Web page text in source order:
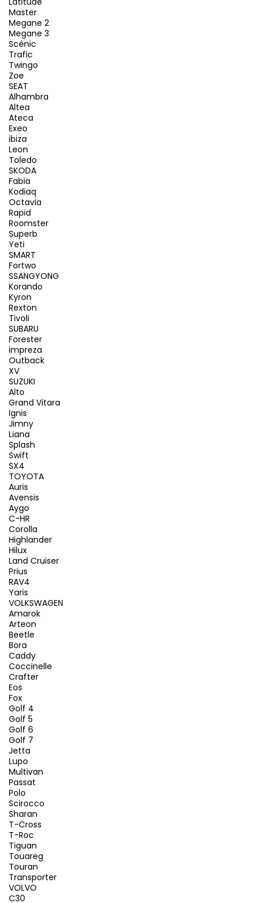
Master
Megane 2
Megane 3
Scénic
Trafic
Twingo
Zoe
SEAT
Alhambra
Altea
Ateca
Exeo
ibiza
Leon
Toledo
SKODA
Fabia
Kodiaq
Octavia
Rapid
Roomster
Superb
Yeti
SMART
Fortwo
SSANGYONG
Korando
Kyron
Rexton
Tivoli
SUBARU
Forester
impreza
Outback
XV
SUZUKI
Alto
Grand Vitara
Ignis
Jimny
Liana
Splash
Swift
SX4
TOYOTA
Auris
Avensis
Aygo
C-HR
Corolla
Highlander
Hilux
Land Cruiser
Prius
RAV4
Yaris
VOLKSWAGEN
Amarok
Arteon
Beetle
Bora
Caddy
Coccinelle
Crafter
Eos
Fox
Golf 4
Golf 5
Golf 6
Golf 7
Jetta
Lupo
Multivan
Passat
Polo
Scirocco
Sharan
T-Cross
T-Roc
Tiguan
Touareg
Touran
Transporter
VOLVO
C30